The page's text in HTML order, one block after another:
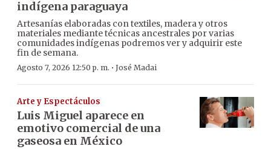
indígena paraguaya
Artesanías elaboradas con textiles, madera y otros
materiales mediante técnicas ancestrales por varias
comunidades indígenas podremos ver y adquirir este
fin de semana.
Agosto 7, 2026 12:50 p. m. · José Madai
Arte y Espectáculos
Luis Miguel aparece en
emotivo comercial de una
gaseosa en México